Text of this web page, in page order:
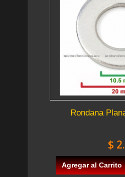
Rondana
$
Agregar al Carrito